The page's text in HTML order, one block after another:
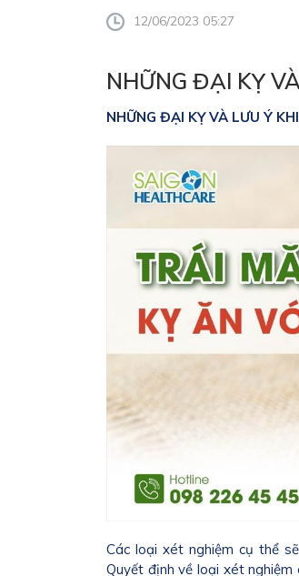
12/06/2023 05:27
NHỮNG ĐẠI KỴ
NHỮNG ĐẠI KỴ VÀ LƯU Ý
Các loại xét nghiệm cụ thể
Quyết định về loại xét